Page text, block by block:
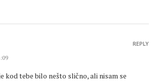
kod tebe bilo nešto slično, ali nisam se
REPLY